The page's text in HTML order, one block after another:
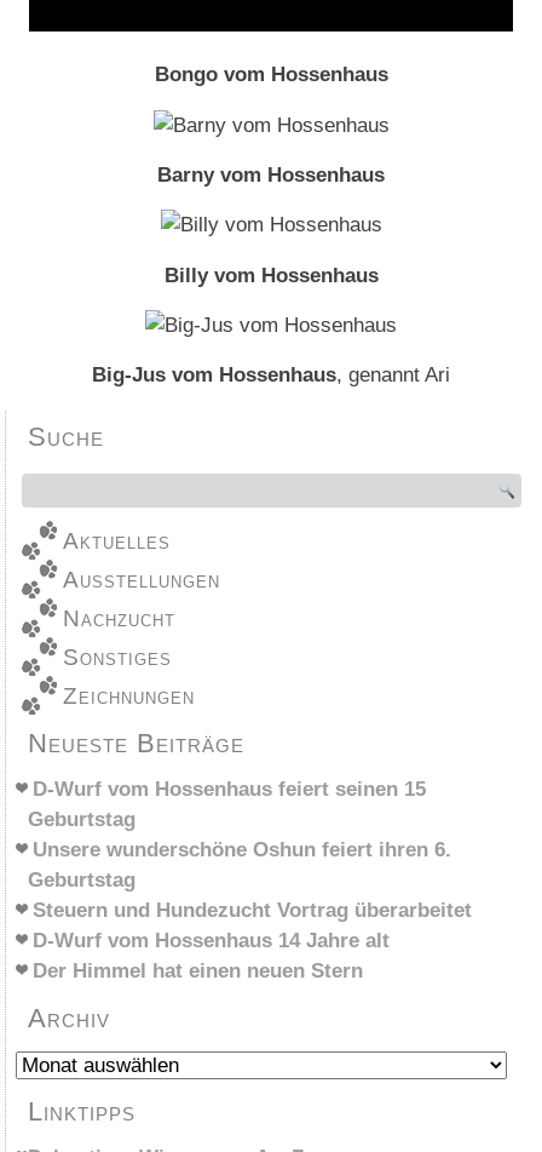
Bongo vom Hossenhaus
Barny vom Hossenhaus
Billy vom Hossenhaus
Big-Jus vom Hossenhaus, genannt Ari
Suche
Aktuelles
Ausstellungen
Nachzucht
Sonstiges
Zeichnungen
Neueste Beiträge
D-Wurf vom Hossenhaus feiert seinen 15
Geburtstag
Unsere wunderschöne Oshun feiert ihren 6.
Geburtstag
Steuern und Hundezucht Vortrag überarbeitet
D-Wurf vom Hossenhaus 14 Jahre alt
Der Himmel hat einen neuen Stern
Archiv
Archiv
Linktipps